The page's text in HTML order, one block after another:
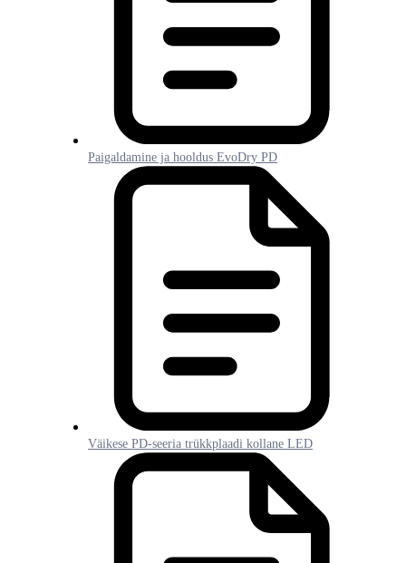
Paigaldamine ja hooldus EvoDry PD
Väikese PD-seeria trükkplaadi kollane LED